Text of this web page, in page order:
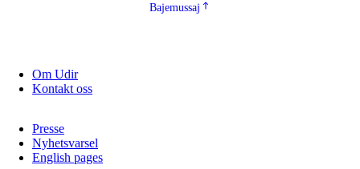
Bajemussaj
Om Udir
Kontakt oss
Presse
Nyhetsvarsel
English pages